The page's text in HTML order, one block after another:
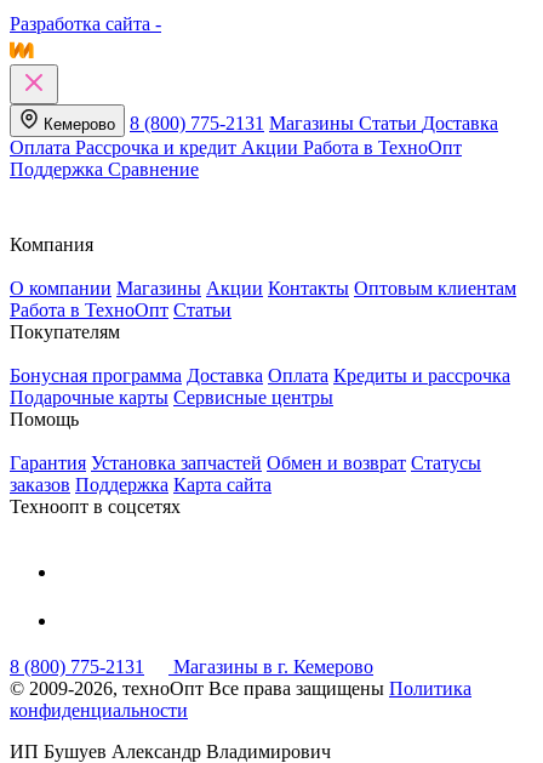
Разработка сайта -
Кемерово 8 (800) 775-2131 Магазины Статьи Доставка
Оплата Рассрочка и кредит Акции Работа в ТехноОпт
Поддержка Сравнение
Компания
О компании Магазины Акции Контакты Оптовым клиентам
Работа в ТехноОпт Статьи
Покупателям
Бонусная программа Доставка Оплата Кредиты и рассрочка
Подарочные карты Сервисные центры
Помощь
Гарантия Установка запчастей Обмен и возврат Статусы
заказов Поддержка Карта сайта
Техноопт в соцсетях
8 (800) 775-2131
Магазины в г. Кемерово
© 2009-2026, техноОпт Все права защищены Политика
конфиденциальности
ИП Бушуев Александр Владимирович